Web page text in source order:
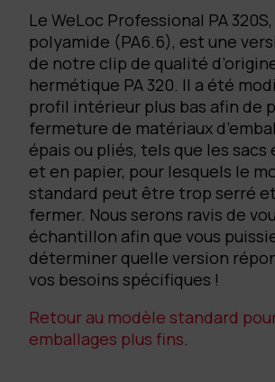
Le WeLoc Professional PA
polyamide (PA6.6), est une
de notre clip de qualité
hermétique PA 320. Il a été
profil intérieur plus bas afin de
fermeture de matériaux
épais ou pliés, tels que les sacs
et en papier, pour lesquels le
standard peut être trop serré
fermer. Nous serons ravis de
échantillon afin que vous
déterminer quelle version
vos besoins spécifiques !
Retour au modèle standard
emballages plus fins.